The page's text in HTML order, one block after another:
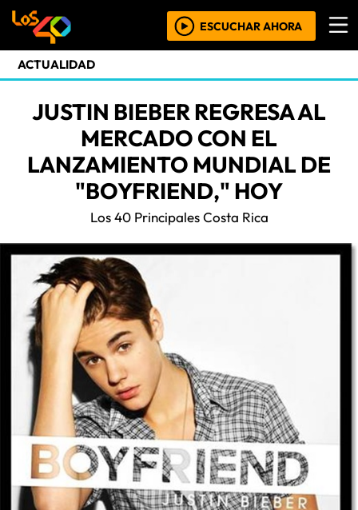
ESCUCHAR AHORA
ACTUALIDAD
JUSTIN BIEBER REGRESA AL
MERCADO CON EL
LANZAMIENTO MUNDIAL DE
"BOYFRIEND," HOY
Los 40 Principales Costa Rica